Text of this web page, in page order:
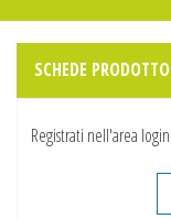
SCHEDE PRODOTTO
Registrati nell'area